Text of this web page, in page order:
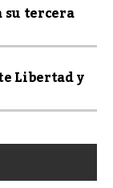
su tercera
Libertad y